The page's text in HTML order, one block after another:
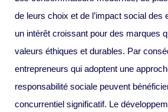
de leurs choix et de l’impact social des
un intérêt croissant pour des marques
valeurs éthiques et durables. Par
entrepreneurs qui adoptent une
responsabilité sociale peuvent
concurrentiel significatif. Le